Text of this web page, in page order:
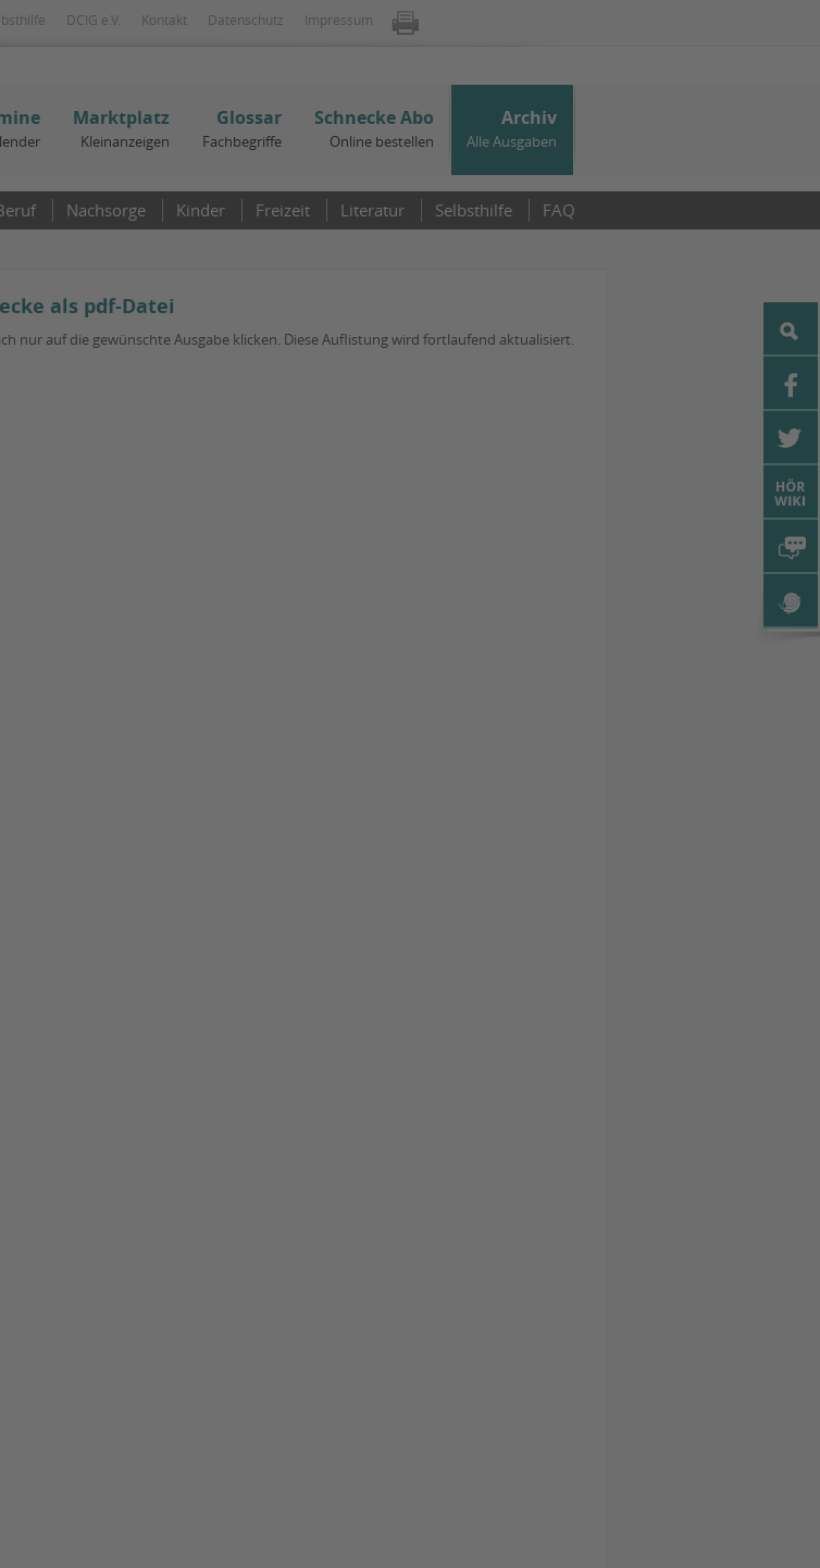
DCIG e.V. Kontakt Datenschutz Impressum
Marktplatz
Kleinanzeigen
Glossar
Fachbegriffe
Schnecke Abo
Online bestellen
Archiv
Alle Ausgaben
Nachsorge Kinder Freizeit Literatur Selbsthilfe FAQ
als pdf-Datei
nur auf die gewünschte Ausgabe klicken. Diese Auflistung wird fortlaufend aktualisiert.